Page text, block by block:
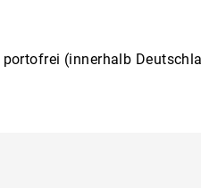
(innerhalb